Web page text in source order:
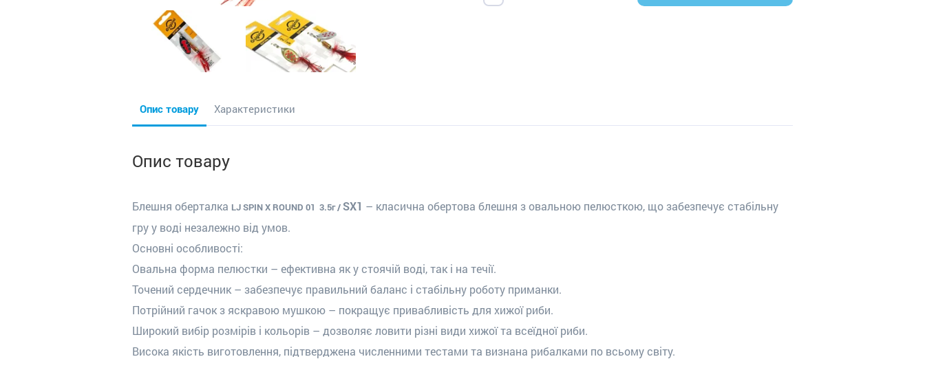
Опис товару Характеристики
Опис товару
Блешня оберталка LJ SPIN X ROUND 01 3.5г /SX1 – класична обертова блешня з овальною пелюсткою, що забезпечує стабільну
гру у воді незалежно від умов.
Основні особливості:
Овальна форма пелюстки – ефективна як у стоячій воді, так і на течії.
Точений сердечник – забезпечує правильний баланс і стабільну роботу приманки.
Потрійний гачок з яскравою мушкою – покращує привабливість для хижої риби.
Широкий вибір розмірів і кольорів – дозволяє ловити різні види хижої та всеїдної риби.
Висока якість виготовлення, підтверджена численними тестами та визнана рибалками по всьому світу.